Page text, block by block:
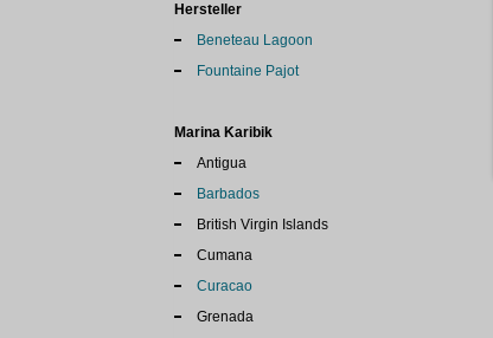
Hersteller
Beneteau Lagoon
Fountaine Pajot
Marina Karibik
Antigua
Barbados
British Virgin Islands
Cumana
Curacao
Grenada